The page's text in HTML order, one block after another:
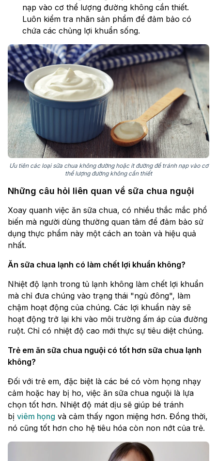
nạp vào cơ thể lượng đường không cần thiết.
Luôn kiểm tra nhãn sản phẩm để đảm bảo có
chứa các chủng lợi khuẩn sống.
Ưu tiên các loại sữa chua không đường hoặc ít đường để tránh nạp vào cơ
thể lượng đường không cần thiết
Những câu hỏi liên quan về sữa chua nguội
Xoay quanh việc ăn sữa chua, có nhiều thắc mắc phổ
biến mà người dùng thường quan tâm để đảm bảo sử
dụng thực phẩm này một cách an toàn và hiệu quả
nhất.
Ăn sữa chua lạnh có làm chết lợi khuẩn không?
Nhiệt độ lạnh trong tủ lạnh không làm chết lợi khuẩn
mà chỉ đưa chúng vào trạng thái "ngủ đông", làm
chậm hoạt động của chúng. Các lợi khuẩn này sẽ
hoạt động trở lại khi vào môi trường ấm áp của đường
ruột. Chỉ có nhiệt độ cao mới thực sự tiêu diệt chúng.
Trẻ em ăn sữa chua nguội có tốt hơn sữa chua lạnh
không?
Đối với trẻ em, đặc biệt là các bé có vòm họng nhạy
cảm hoặc hay bị ho, việc ăn sữa chua nguội là lựa
chọn tốt hơn. Nhiệt độ mát dịu sẽ giúp bé tránh
bị viêm họng và cảm thấy ngon miệng hơn. Đồng thời,
nó cũng tốt hơn cho hệ tiêu hóa còn non nớt của trẻ.